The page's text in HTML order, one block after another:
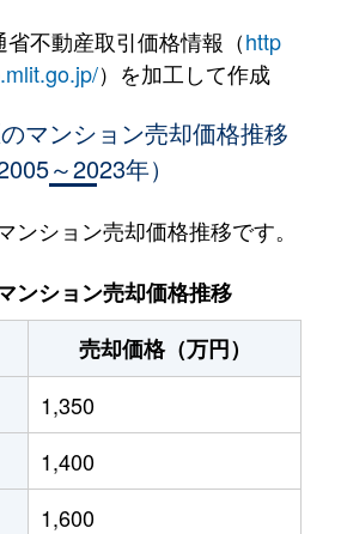
万円 浅間町
万円 浅間町
万円 名古屋
万円 名古屋
万円 名古屋
万円 名古屋
万円 上小田井
万円 上小田井
不動産取引価格情報（http
）を加工して作成
マンション売却価格推移
2005～2023年）
ンション売却価格推移です。
ンション売却価格推移
売却価格（万円）
1,350
1,400
1,600